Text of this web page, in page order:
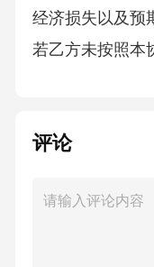
经济损失以及预
若乙方未按照本
额]）。同时，乙
的确切损失。若
评论